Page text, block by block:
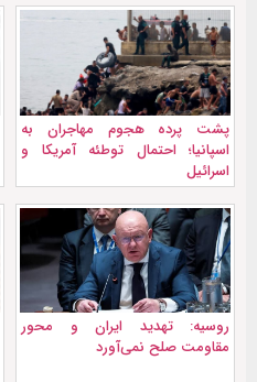
پشت پرده هجوم مهاجران به
اسپانیا؛ احتمال توطئه آمریکا و
اسرائیل
روسیه: تهدید ایران و محور
مقاومت صلح نمی‌آورد